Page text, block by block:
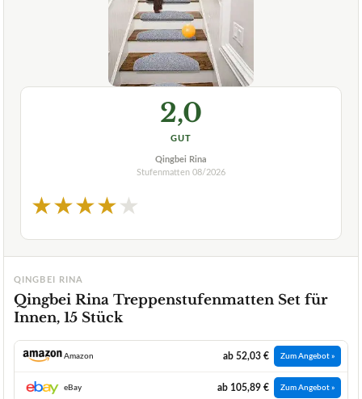
2,0
GUT
Qingbei Rina
Stufenmatten 08/2026
★★★★★
QINGBEI RINA
Qingbei Rina Treppenstufenmatten Set für
Innen, 15 Stück
Amazon ab 52,03 € Zum Angebot »
eBay ab 105,89 € Zum Angebot »